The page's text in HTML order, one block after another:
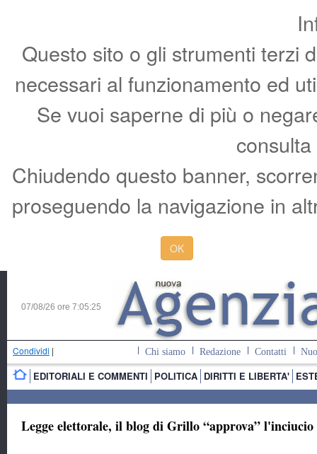
Questo sito o gli strumenti terzi
necessari al funzionamento ed
Se vuoi saperne di più o
Chiudendo questo banner,
proseguendo la navigazione in
OK
07/08/26 ore 7:05:26
Condividi | Chi siamo Redazione Contatti
EDITORIALI E COMMENTI POLITICA DIRITTI E LIBERTA'
Legge elettorale, il blog di Grillo “approva” l'inciucio